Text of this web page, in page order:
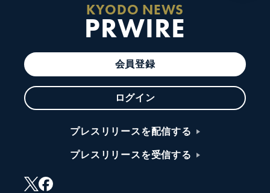
KYODO NEWS
PRWIRE
会員登録
ログイン
プレスリリースを配信する
プレスリリースを受信する